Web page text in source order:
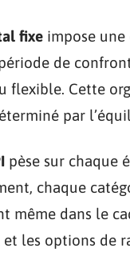
fixe impose une
de
flexible. Cette
par
pèse sur chaque
chaque
même dans le
les options de